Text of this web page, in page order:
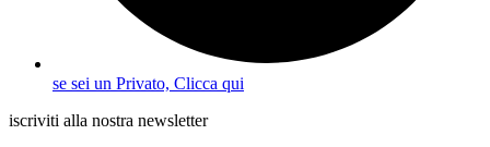
se sei un Privato, Clicca qui
iscriviti alla nostra newsletter